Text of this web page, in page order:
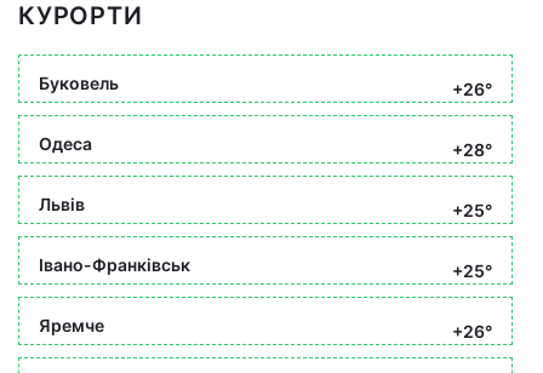
КУРОРТИ
Буковель +26°
Одеса +28°
Львів +25°
Івано-Франківськ +25°
Яремче +26°